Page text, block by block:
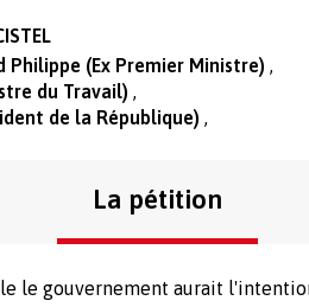
Philippe (Ex Premier Ministre)
du Travail)
de la République)
La pétition
le gouvernement aurait